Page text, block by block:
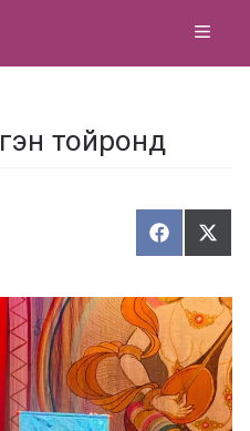
тойронд
Х
у
а
а
л
ц
а
х
Т
ү
э
э
х